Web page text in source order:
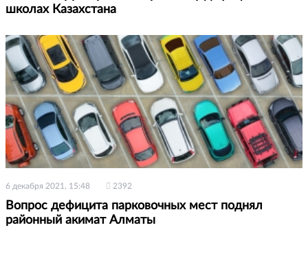
школах Казахстана
6 декабря 2021, 15:48 2392
Вопрос дефицита парковочных мест поднял
районный акимат Алматы